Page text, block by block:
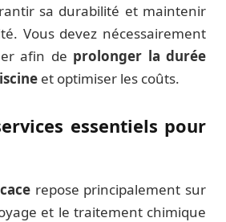
sa durabilité et maintenir
Vous devez nécessairement
afin de prolonger la durée
et optimiser les coûts.
essentiels pour
repose principalement sur
et le traitement chimique